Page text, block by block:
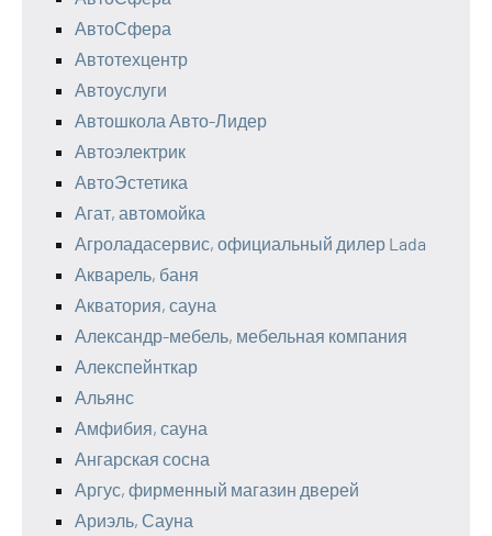
АвтоСфера
Автотехцентр
Автоуслуги
Автошкола Авто-Лидер
Автоэлектрик
АвтоЭстетика
Агат, автомойка
Агроладасервис, официальный дилер Lada
Акварель, баня
Акватория, сауна
Александр-мебель, мебельная компания
Алекспейнткар
Альянс
Амфибия, сауна
Ангарская сосна
Аргус, фирменный магазин дверей
Ариэль, Сауна